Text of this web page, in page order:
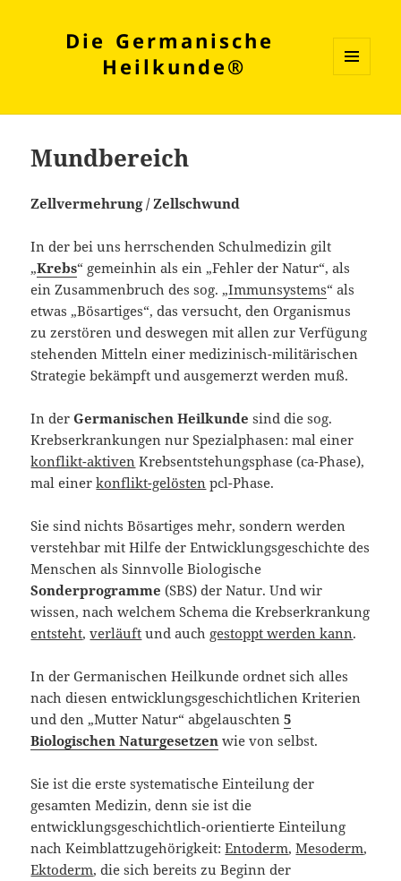
Die Germanische
Heilkunde®
WIDGETS
Mundbereich
Zellvermehrung / Zellschwund
In der bei uns herrschenden Schulmedizin gilt
„Krebs“ gemeinhin als ein „Fehler der Natur“, als
ein Zusammenbruch des sog. „Immunsystems“ als
etwas „Bösartiges“, das versucht, den Organismus
zu zerstören und deswegen mit allen zur Verfügung
stehenden Mitteln einer medizinisch-militärischen
Strategie bekämpft und ausgemerzt werden muß.
In derGermanischen Heilkunde sind die sog.
Krebserkrankungen nur Spezialphasen: mal einer
konflikt-aktiven Krebsentstehungsphase (ca-Phase),
mal einerkonflikt-gelösten pcl-Phase.
Sie sind nichts Bösartiges mehr, sondern werden
verstehbar mit Hilfe der Entwicklungsgeschichte des
Menschen als Sinnvolle Biologische
Sonderprogramme (SBS) der Natur. Und wir
wissen, nach welchem Schema die Krebserkrankung
entsteht,verläuft und auch gestoppt werden kann.
In der Germanischen Heilkunde ordnet sich alles
nach diesen entwicklungsgeschichtlichen Kriterien
und den „Mutter Natur“ abgelauschten5
Biologischen Naturgesetzen wie von selbst.
Sie ist die erste systematische Einteilung der
gesamten Medizin, denn sie ist die
entwicklungsgeschichtlich-orientierte Einteilung
nach Keimblattzugehörigkeit:Entoderm,Mesoderm,
Ektoderm, die sich bereits zu Beginn der